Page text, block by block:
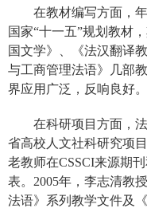
在教材编写方面，
国家“十一五”规划教材
国文学》、《法汉翻译
与工商管理法语》几部
界应用广泛，反响良好。
在科研项目方面，
省高校人文社科研究项
老教师在CSSCI来源期
表。2005年，李志清教
法语》系列教学文件及